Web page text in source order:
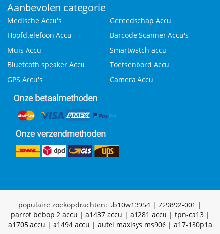
Aanbevolen categorie
Medische Accu's
Gereedschap Accu
Hoofdtelefoon Accu
Barcode Scanner Accu's
Muis Accu
Smartwatch accu
Bluetooth speaker Accu
Toetsenbord Accu
GPS Accu's
Camera Accu
populaire zoekopdrachten: 5b10w13954 | 729892-001 |
parrot bebop 2 accu | a1437 accu | a1281 accu | tpn-ca13|
a1705 accu | a1494 accu | autel maxisys ms906| a17-180p1a